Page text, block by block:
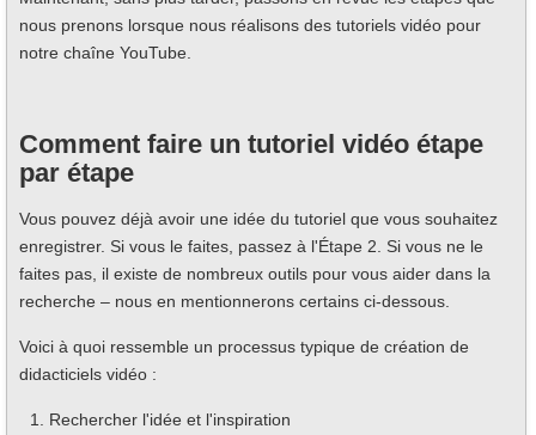
nous prenons lorsque nous réalisons des tutoriels vidéo pour
notre chaîne YouTube.
Comment faire un tutoriel vidéo étape
par étape
Vous pouvez déjà avoir une idée du tutoriel que vous souhaitez
enregistrer. Si vous le faites, passez à l'Étape 2. Si vous ne le
faites pas, il existe de nombreux outils pour vous aider dans la
recherche – nous en mentionnerons certains ci-dessous.
Voici à quoi ressemble un processus typique de création de
didacticiels vidéo :
Rechercher l'idée et l'inspiration